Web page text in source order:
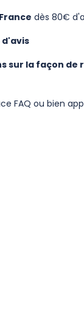
dès 80€
d'avis
sur la façon
FAQ ou bien